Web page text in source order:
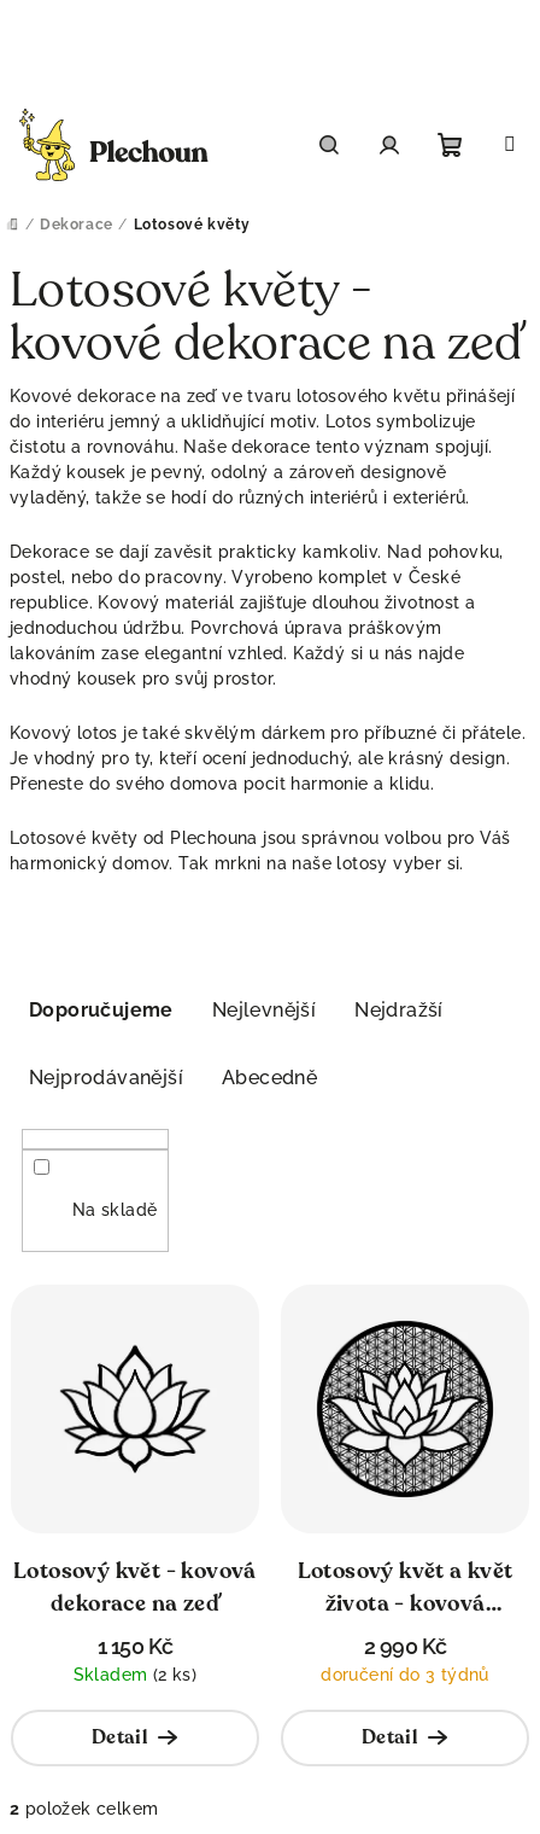
Domů
/ Dekorace / Lotosové květy
Lotosové květy -
kovové dekorace na zeď
Kovové dekorace na zeď ve tvaru lotosového květu přinášejí
do interiéru jemný a uklidňující motiv. Lotos symbolizuje
čistotu a rovnováhu. Naše dekorace tento význam spojují.
Každý kousek je pevný, odolný a zároveň designově
vyladěný, takže se hodí do různých interiérů i exteriérů.
Dekorace se dají zavěsit prakticky kamkoliv. Nad pohovku,
postel, nebo do pracovny. Vyrobeno komplet v České
republice. Kovový materiál zajišťuje dlouhou životnost a
jednoduchou údržbu. Povrchová úprava práškovým
lakováním zase elegantní vzhled. Každý si u nás najde
vhodný kousek pro svůj prostor.
Kovový lotos je také skvělým dárkem pro příbuzné či přátele.
Je vhodný pro ty, kteří ocení jednoduchý, ale krásný design.
Přeneste do svého domova pocit harmonie a klidu.
Lotosové květy od Plechouna jsou správnou volbou pro Váš
harmonický domov. Tak mrkni na naše lotosy vyber si.
Ř
a
z
e
k
Doporučujeme Nejlevnější Nejdražší
Nejprodávanější Abecedně
Na skladě
V
ý
p
p
t
Lotosový květ - kovová
dekorace na zeď
1 150 Kč
Skladem (2 ks)
Detail
Lotosový květ a květ
života - kovová
dekorace na zeď
2 990 Kč
doručení do 3 týdnů
Detail
O
2 položek celkem